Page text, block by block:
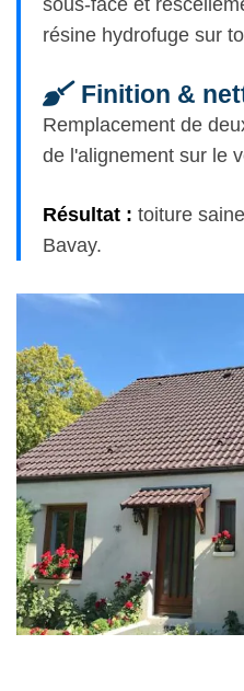
résine hydrofuge sur
Finition &
Remplacement de
de l'alignement sur le
Résultat : toiture
Bavay.